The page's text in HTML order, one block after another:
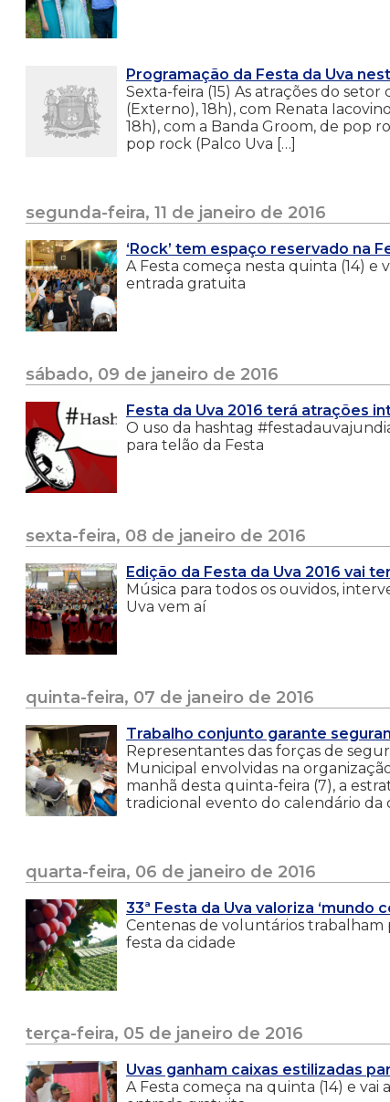
Programação da Festa da Uva
Sexta-feira (15) As atrações do setor
(Externo), 18h), com Renata
18h), com a Banda Groom, de pop
pop rock (Palco Uva […]
segunda-feira, 11 de janeiro de 2016
‘Rock’ tem espaço reservado na
A Festa começa nesta quinta (14) e
entrada gratuita
sábado, 09 de janeiro de 2016
Festa da Uva 2016 terá atrações
O uso da hashtag
para telão da Festa
sexta-feira, 08 de janeiro de 2016
Edição da Festa da Uva 2016 vai
Música para todos os ouvidos,
Uva vem aí
quinta-feira, 07 de janeiro de 2016
Trabalho conjunto garante
Representantes das forças de
Municipal envolvidas na
manhã desta quinta-feira (7), a
tradicional evento do calendário da
quarta-feira, 06 de janeiro de 2016
33ª Festa da Uva valoriza ‘mundo
Centenas de voluntários trabalham
festa da cidade
terça-feira, 05 de janeiro de 2016
Uvas ganham caixas estilizadas
A Festa começa na quinta (14) e vai